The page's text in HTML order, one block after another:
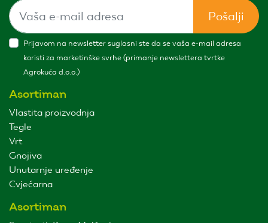
Pošalji
Prijavom na newsletter suglasni ste da se vaša e-mail adresa
koristi za marketinške svrhe (primanje newslettera tvrtke
Agrokuća d.o.o.)
Asortiman
Vlastita proizvodnja
Tegle
Vrt
Gnojiva
Unutarnje uređenje
Cvjećarna
Asortiman